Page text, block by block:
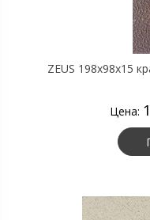
ZEUS 198x98x15
Цена: